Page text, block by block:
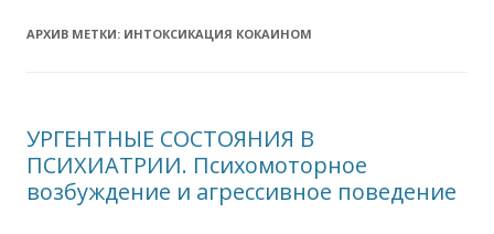
АРХИВ МЕТКИ: ИНТОКСИКАЦИЯ КОКАИНОМ
УРГЕНТНЫЕ СОСТОЯНИЯ В
ПСИХИАТРИИ. Психомоторное
возбуждение и агрессивное поведение